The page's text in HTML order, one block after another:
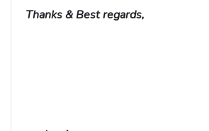
Thanks & Best regards,